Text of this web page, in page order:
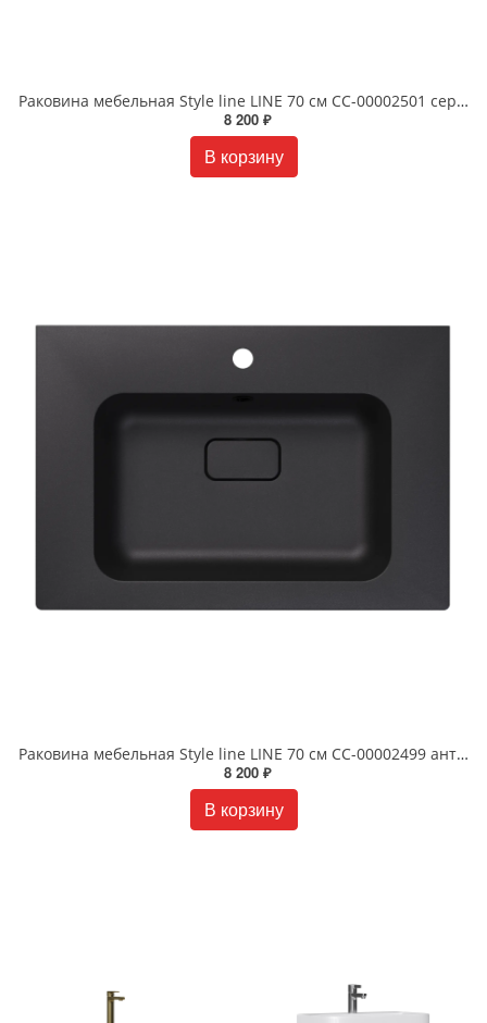
Раковина мебельная Style line LINE 70 см СС-00002501 серый шелк
8 200 ₽
В корзину
Раковина мебельная Style line LINE 70 см СС-00002499 антрацит
8 200 ₽
В корзину